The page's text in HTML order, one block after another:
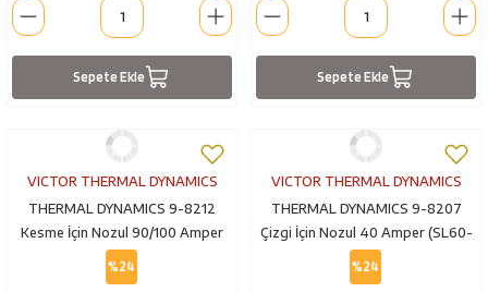
Sepete Ekle Sepete Ekle
VICTOR THERMAL DYNAMICS
THERMAL DYNAMICS 9-8212
Kesme İçin Nozul 90/100 Amper
(SL60-SL100)
%24
VICTOR THERMAL DYNAMICS
THERMAL DYNAMICS 9-8207
Çizgi İçin Nozul 40 Amper (SL60-
SL100)
%24